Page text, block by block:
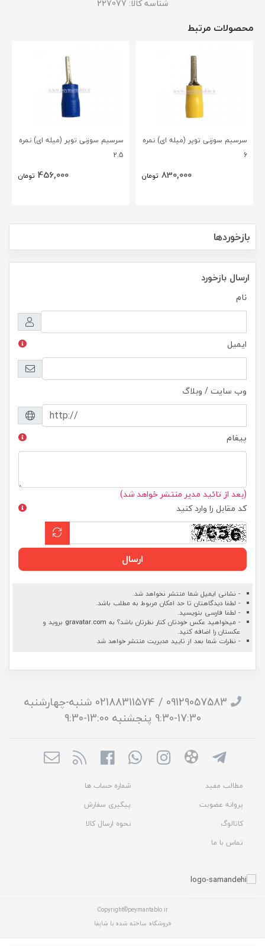
شناسه کالا: 227077
محصولات مرتبط
سرسیم سوزنی توپر (میله ای) نمره
6
830,000 تومان
سرسیم سوزنی توپر (میله ای) نمره
2.5
456,000 تومان
بازخوردها
ارسال بازخورد
نام
ایمیل
وب سایت / وبلاگ
پیغام
(بعد از تائید مدیر منتشر خواهد شد)
کد مقابل را وارد کنید
ارسال
- نشانی ایمیل شما منتشر نخواهد شد.
- لطفا دیدگاهتان تا حد امکان مربوط به مطلب باشد.
- لطفا فارسی بنویسید.
- میخواهید عکس خودتان کنار نظرتان باشد؟ به gravatar.com بروید و
عکستان را اضافه کنید.
- نظرات شما بعد از تایید مدیریت منتشر خواهد شد
09129057583 / 02188311574 شنبه-چهارشنبه
17:30-9:30 پنجشنبه 13:00-9:30
مطالب مفید
شماره حساب ها
پروانه عضویت
پیگیری سفارش
کاتالوگ
نحوه ارسال کالا
تماس با ما
Copyright©peymantablo.ir
فروشگاه ساخته شده با شاپفا